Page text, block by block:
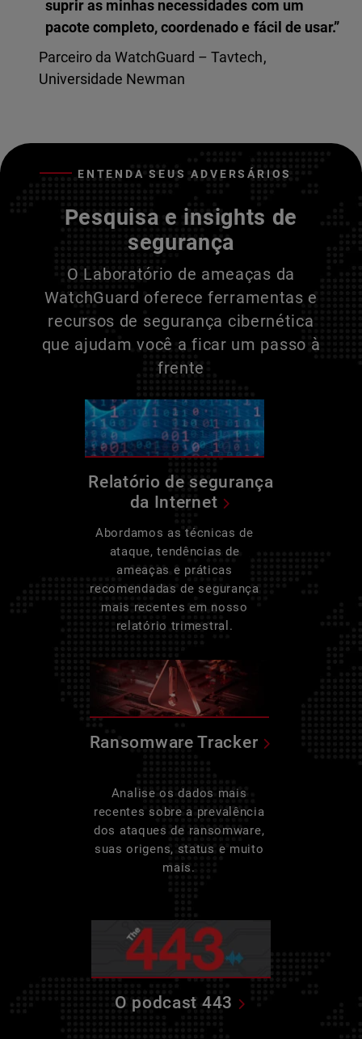
suprir as minhas necessidades com um
pacote completo, coordenado e fácil de usar.”
Parceiro da WatchGuard – Tavtech,
Universidade Newman
ENTENDA SEUS ADVERSÁRIOS
Pesquisa e insights de
segurança
O Laboratório de ameaças da
WatchGuard oferece ferramentas e
recursos de segurança cibernética
que ajudam você a ficar um passo à
frente
Relatório de segurança
da Internet
Abordamos as técnicas de
ataque, tendências de
ameaças e práticas
recomendadas de segurança
mais recentes em nosso
relatório trimestral.
Ransomware Tracker
Analise os dados mais
recentes sobre a prevalência
dos ataques de ransomware,
suas origens, status e muito
mais.
O podcast 443